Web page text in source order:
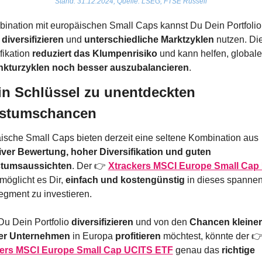
und unterschiedliche Marktzyklen nutzen.
reduziert das Klumpenrisiko
und
noch besser auszubalancieren.
Schlüssel zu unentdeckten
Europäische Small Caps bieten derzeit eine seltene Kombination aus
Bewertung, hoher Diversifikation und guten
. Der 👉 Xtrackers MSCI Europe Small Cap
es Dir, einfach und kostengünstig in dieses
zu investieren.
Dein Portfolio diversifizieren und von den Chancen
Unternehmen in Europa profitieren
MSCI Europe Small Cap UCITS ETF genau das richtige